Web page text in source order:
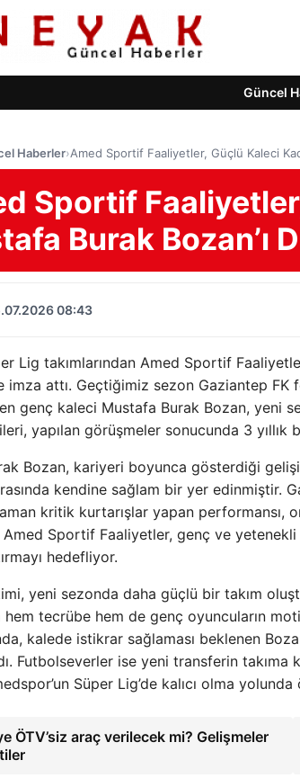
Güncel
Haberler›Amed Sportif Faaliyetler, Güçlü Kaleci
Sportif
Burak Bozan’ı
08:43
Lig takımlarından Amed Sportif
imza attı. Geçtiğimiz sezon Gaziantep FK
genç kaleci Mustafa Burak Bozan, yeni
yapılan görüşmeler sonucunda 3 yıllık
Bozan, kariyeri boyunca gösterdiği
kendine sağlam bir yer edinmiştir.
kritik kurtarışlar yapan performansı,
Amed Sportif Faaliyetler, genç ve
hedefliyor.
yeni sezonda daha güçlü bir takım
hem tecrübe hem de genç oyuncuların
kalede istikrar sağlaması beklenen
Futbolseverler ise yeni transferin
Süper Lig’de kalıcı olma
ÖTV’siz araç verilecek mi? Gelişmeler